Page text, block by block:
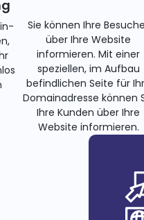
Sie können Ihre
über Ihre Website
informieren. Mit einer
speziellen, im Aufbau
befindlichen Seite für
Domainadresse können
Ihre Kunden über Ihre
Website informieren.